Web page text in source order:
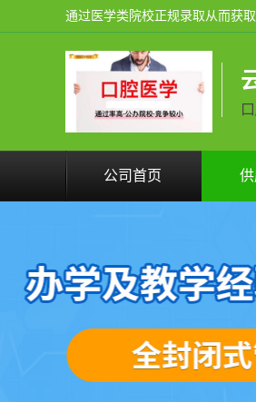
公司首页